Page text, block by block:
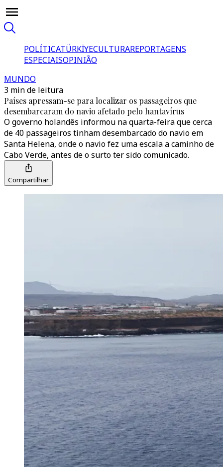
POLÍTICATÜRKİYECULTURAREPORTAGENS
ESPECIAISOPINIÃO
MUNDO
3 min de leitura
Países apressam-se para localizar os passageiros que
desembarcaram do navio afetado pelo hantavírus
O governo holandês informou na quarta-feira que cerca
de 40 passageiros tinham desembarcado do navio em
Santa Helena, onde o navio fez uma escala a caminho de
Cabo Verde, antes de o surto ter sido comunicado.
Compartilhar